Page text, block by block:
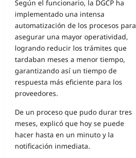
Según el funcionario, la DGCP ha
implementado una intensa
automatización de los procesos para
asegurar una mayor operatividad,
logrando reducir los trámites que
tardaban meses a menor tiempo,
garantizando así un tiempo de
respuesta más eficiente para los
proveedores.
De un proceso que pudo durar tres
meses, explicó que hoy se puede
hacer hasta en un minuto y la
notificación inmediata.